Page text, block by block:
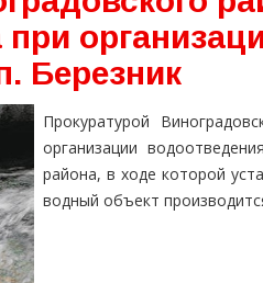
Березник
Прокуратурой
организации
района, в ходе которой
водный объект